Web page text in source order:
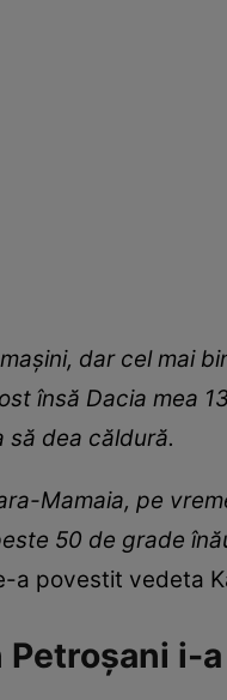
dar cel mai
însă Dacia mea
să dea căldură.
Mamaia, pe
50 de grade
a povestit vedeta
Petroșani i-